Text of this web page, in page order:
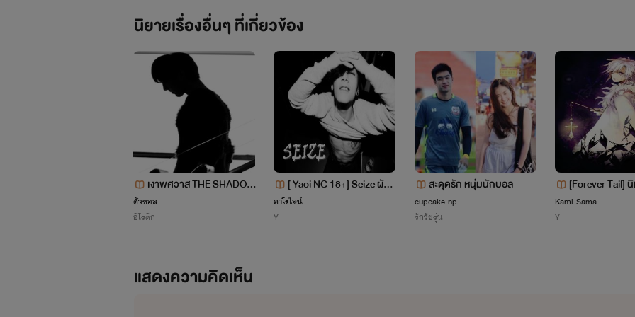
Do Kyung-soo [ D.O. ] :
ผมไม่รู้ว่ามันเกิดอะไรขึ้น แต่รู้สึกว่าช่วงหลังๆไอ้ดำมันจะมีท่าทีที่แปลกไปจากเดิม แถมยังเป็น
เฉพาะกับผมอีกต่างหาก ทั้งสายตา ท่าทาง และพฤติกรรม ทำผมใจสั่น...กับเพื่อนตัวเอง
นิยายเรื่องอื่นๆ ที่เกี่ยวข้อง
เงาพิศวาส THE SHADOW
OF LOVE
ตัวซอล
อีโรติก
[ Yaoi NC 18+] Seize ผัวน้
อง...พี่ขอน่ะครับบ
คาโรไลน์
Y
สะดุดรัก หนุ่มนักบอล
cupcake np.
รักวัยรุ่น
[Forever Tail]
นดร์
Kami Sama
Y
แสดงความคิดเห็น